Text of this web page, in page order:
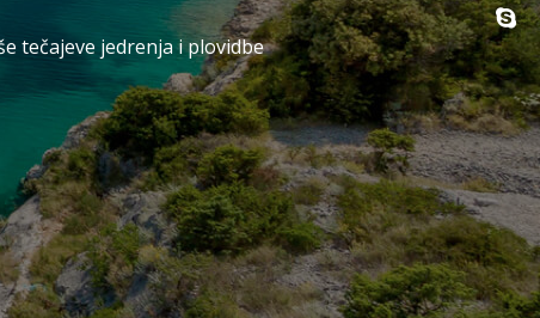
tečajeve jedrenja i plovidbe